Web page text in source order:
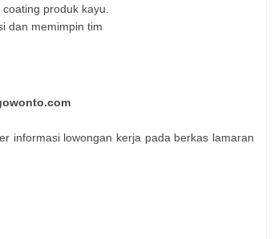
produk kayu.
dan memimpin tim
informasi lowongan kerja pada berkas lamaran